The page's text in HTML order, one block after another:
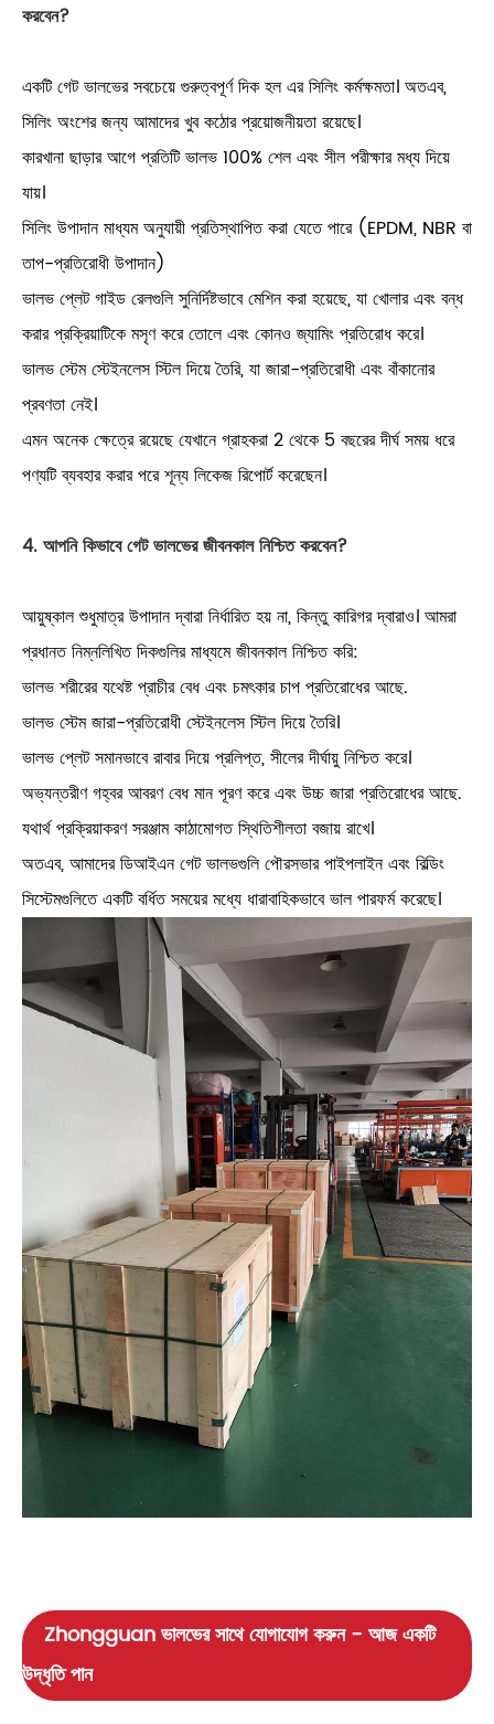
করবেন?
একটি গেট ভালভের সবচেয়ে গুরুত্বপূর্ণ দিক হল এর সিলিং কর্মক্ষমতা। অতএব,
সিলিং অংশের জন্য আমাদের খুব কঠোর প্রয়োজনীয়তা রয়েছে।
কারখানা ছাড়ার আগে প্রতিটি ভালভ 100% শেল এবং সীল পরীক্ষার মধ্য দিয়ে
যায়।
সিলিং উপাদান মাধ্যম অনুযায়ী প্রতিস্থাপিত করা যেতে পারে (EPDM, NBR বা
তাপ-প্রতিরোধী উপাদান)
ভালভ প্লেট গাইড রেলগুলি সুনির্দিষ্টভাবে মেশিন করা হয়েছে, যা খোলার এবং বন্ধ
করার প্রক্রিয়াটিকে মসৃণ করে তোলে এবং কোনও জ্যামিং প্রতিরোধ করে।
ভালভ স্টেম স্টেইনলেস স্টিল দিয়ে তৈরি, যা জারা-প্রতিরোধী এবং বাঁকানোর
প্রবণতা নেই।
এমন অনেক ক্ষেত্রে রয়েছে যেখানে গ্রাহকরা 2 থেকে 5 বছরের দীর্ঘ সময় ধরে
পণ্যটি ব্যবহার করার পরে শূন্য লিকেজ রিপোর্ট করেছেন।
4. আপনি কিভাবে গেট ভালভের জীবনকাল নিশ্চিত করবেন?
আয়ুষ্কাল শুধুমাত্র উপাদান দ্বারা নির্ধারিত হয় না, কিন্তু কারিগর দ্বারাও। আমরা
প্রধানত নিম্নলিখিত দিকগুলির মাধ্যমে জীবনকাল নিশ্চিত করি:
ভালভ শরীরের যথেষ্ট প্রাচীর বেধ এবং চমৎকার চাপ প্রতিরোধের আছে.
ভালভ স্টেম জারা-প্রতিরোধী স্টেইনলেস স্টিল দিয়ে তৈরি।
ভালভ প্লেট সমানভাবে রাবার দিয়ে প্রলিপ্ত, সীলের দীর্ঘায়ু নিশ্চিত করে।
অভ্যন্তরীণ গহ্বর আবরণ বেধ মান পূরণ করে এবং উচ্চ জারা প্রতিরোধের আছে.
যথার্থ প্রক্রিয়াকরণ সরঞ্জাম কাঠামোগত স্থিতিশীলতা বজায় রাখে।
অতএব, আমাদের ডিআইএন গেট ভালভগুলি পৌরসভার পাইপলাইন এবং বিল্ডিং
সিস্টেমগুলিতে একটি বর্ধিত সময়ের মধ্যে ধারাবাহিকভাবে ভাল পারফর্ম করেছে।
Zhongguan ভালভের সাথে যোগাযোগ করুন - আজ একটি
উদ্ধৃতি পান